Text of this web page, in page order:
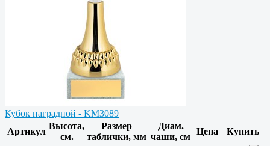
Кубок наградной - KM3089
Артикул
Высота,
см.
Размер
таблички, мм
Диам.
чаши, см
Цена Купить